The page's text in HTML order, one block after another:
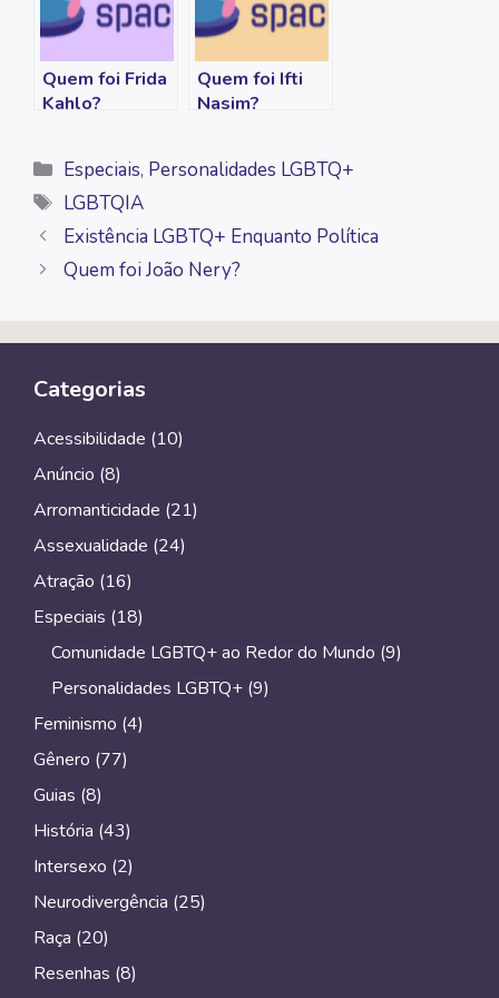
Quem foi Frida
Kahlo?
Quem foi Ifti
Nasim?
Categorias
Especiais, Personalidades LGBTQ+
Tags
LGBTQIA
Existência LGBTQ+ Enquanto Política
Quem foi João Nery?
Categorias
Acessibilidade (10)
Anúncio (8)
Arromanticidade (21)
Assexualidade (24)
Atração (16)
Especiais (18)
Comunidade LGBTQ+ ao Redor do Mundo (9)
Personalidades LGBTQ+ (9)
Feminismo (4)
Gênero (77)
Guias (8)
História (43)
Intersexo (2)
Neurodivergência (25)
Raça (20)
Resenhas (8)